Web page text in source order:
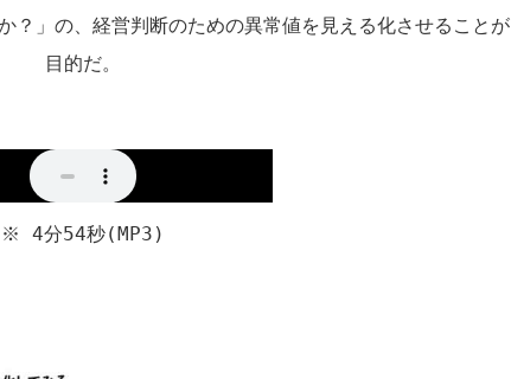
？」の、経営判断のための異常値を見える化させることが
目的だ。
※ 4分54秒(MP3)